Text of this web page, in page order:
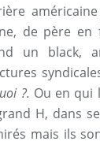
de père en
un black,
?. Ou en qui
H, dans
mais ils